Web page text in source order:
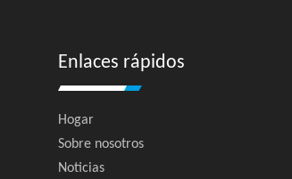
Enlaces rápidos
Hogar
Sobre nosotros
Noticias